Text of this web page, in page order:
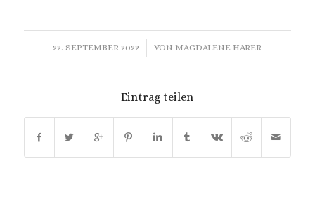
22. SEPTEMBER 2022
/ VON MAGDALENE HARER
Eintrag teilen